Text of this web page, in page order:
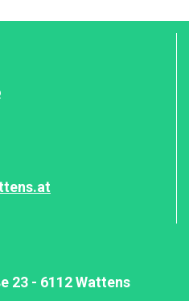
23 - 6112 Wattens